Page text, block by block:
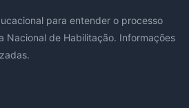
para entender o processo
Nacional de Habilitação. Informações